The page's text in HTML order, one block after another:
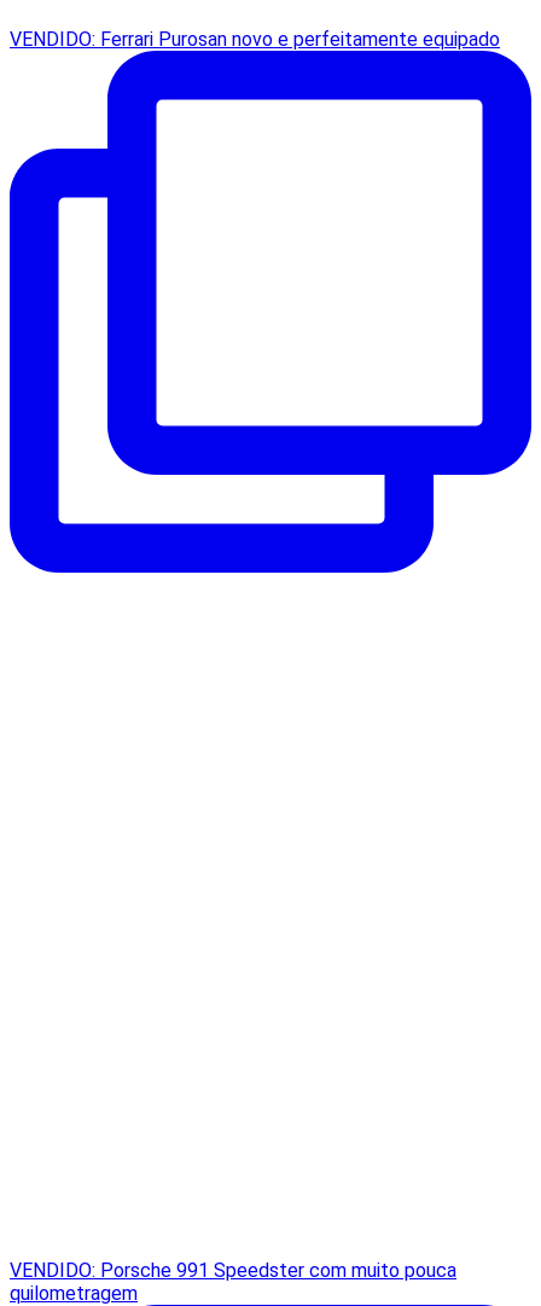
VENDIDO: Ferrari Purosan novo e perfeitamente equipado
VENDIDO: Porsche 991 Speedster com muito pouca
quilometragem